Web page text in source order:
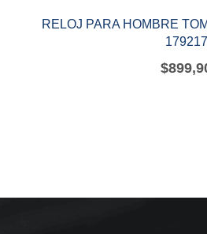
RELOJ PARA HOMBRE
$